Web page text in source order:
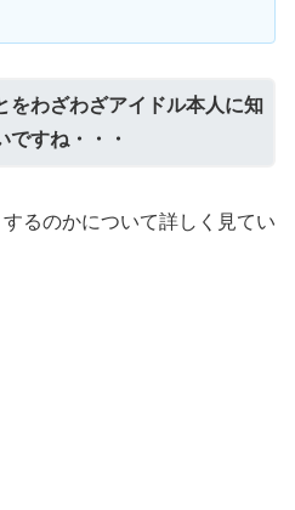
をわざわざアイドル本人に知
ですね・・・
るのかについて詳しく見てい